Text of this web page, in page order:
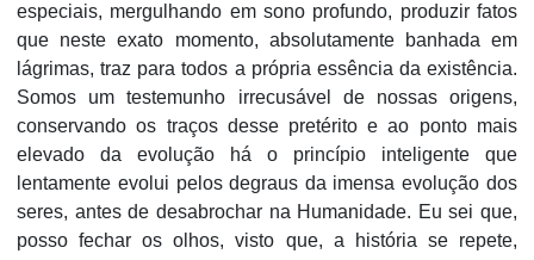
especiais, mergulhando em sono pro­fundo, produzir fatos
que neste exato momento, absolutamente banhada em
lágrimas, traz para todos a própria essência da existência.
Somos um testemunho irrecusável de nossas origens,
conservando os traços desse preté­rito e ao ponto mais
elevado da evolução há o princípio inteligente que
lentamente evolui pelos degraus da imensa evolução dos
seres, antes de desabrochar na Humanidade. Eu sei que,
posso fechar os olhos, visto que, a história se repete,